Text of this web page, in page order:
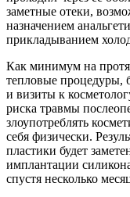
заметные отеки,
назначением
прикладыванием
Как минимум на
тепловые процедуры,
и визиты к
риска травмы
злоупотреблять
себя физически.
пластики будет
имплантации
спустя несколько